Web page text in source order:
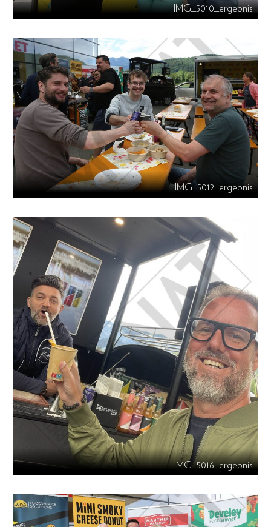
IMG_5010_ergebnis
IMG_5012_ergebnis
IMG_5016_ergebnis